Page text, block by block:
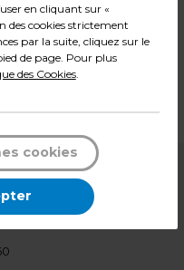
Plastique
en cliquant sur «
des cookies strictement
par la suite, cliquez sur le
de page. Pour plus
des Cookies.
cookies